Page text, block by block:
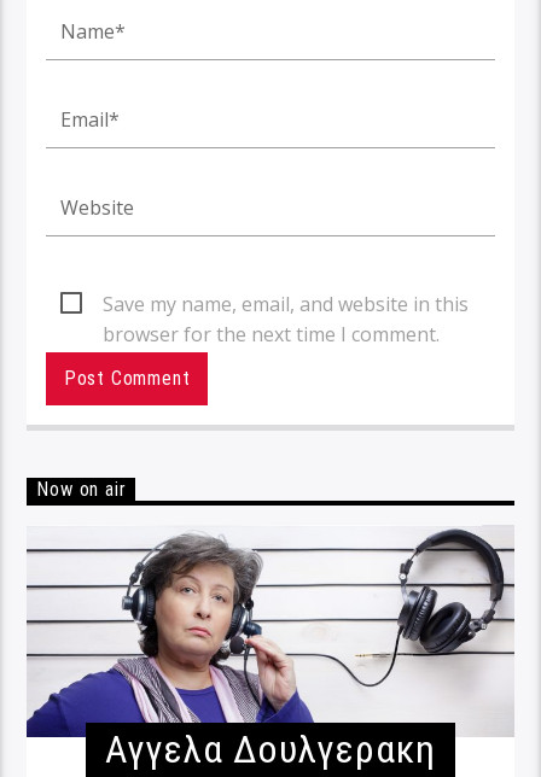
Save my name, email, and website in this
browser for the next time I comment.
Now on air
Αγγελα Δουλγερακη